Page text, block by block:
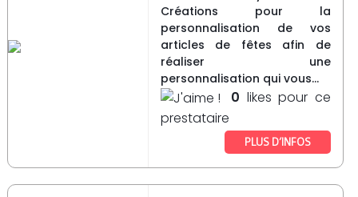
Créations pour la
personnalisation de vos
articles de fêtes afin de
réaliser une
personnalisation qui vous...
0 likes pour ce
prestataire
PLUS D’INFOS